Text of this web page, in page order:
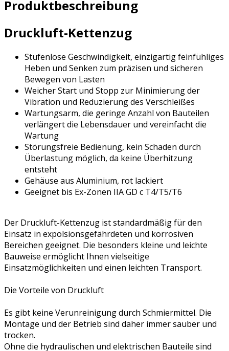
Produktbeschreibung
Druckluft-Kettenzug
Stufenlose Geschwindigkeit, einzigartig feinfühliges
Heben und Senken zum präzisen und sicheren
Bewegen von Lasten
Weicher Start und Stopp zur Minimierung der
Vibration und Reduzierung des Verschleißes
Wartungsarm, die geringe Anzahl von Bauteilen
verlängert die Lebensdauer und vereinfacht die
Wartung
Störungsfreie Bedienung, kein Schaden durch
Überlastung möglich, da keine Überhitzung
entsteht
Gehäuse aus Aluminium, rot lackiert
Geeignet bis Ex-Zonen IIA GD c T4/T5/T6
Der Druckluft-Kettenzug ist standardmäßig für den
Einsatz in expolsionsgefährdeten und korrosiven
Bereichen geeignet. Die besonders kleine und leichte
Bauweise ermöglicht Ihnen vielseitige
Einsatzmöglichkeiten und einen leichten Transport.
Die Vorteile von Druckluft
Es gibt keine Verunreinigung durch Schmiermittel. Die
Montage und der Betrieb sind daher immer sauber und
trocken.
Ohne die hydraulischen und elektrischen Bauteile sind